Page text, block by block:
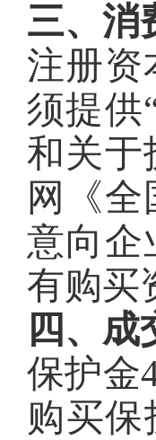
三、消
注册资
须提供
和关于
网《
意向企
有购买
四、成
保护金
购买